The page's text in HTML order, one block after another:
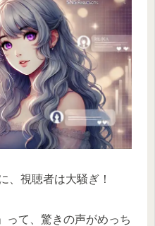
、視聴者は大騒ぎ！
って、驚きの声がめっち